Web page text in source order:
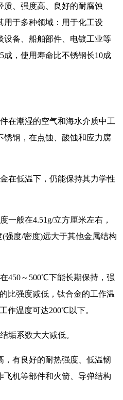
质、强度高、良好的耐腐蚀
用于多种领域：用于化工设
设备、船舶部件、电镀工业等
成，使用寿命比不锈钢长10成
在潮湿的空气和海水介质中工
钢，在点蚀、酸蚀和应力腐
在低温下，仍能保持其力学性
一般在4.51g/立方厘米左右，
强度/密度)远大于其他金属结构
450～500℃下能长期保持，强
比强度减低，钛合金的工作温
作温度可达200℃以下。
垢系数大大减低。
，有良好的耐热强度、低温韧
机等部件和火箭、导弹结构